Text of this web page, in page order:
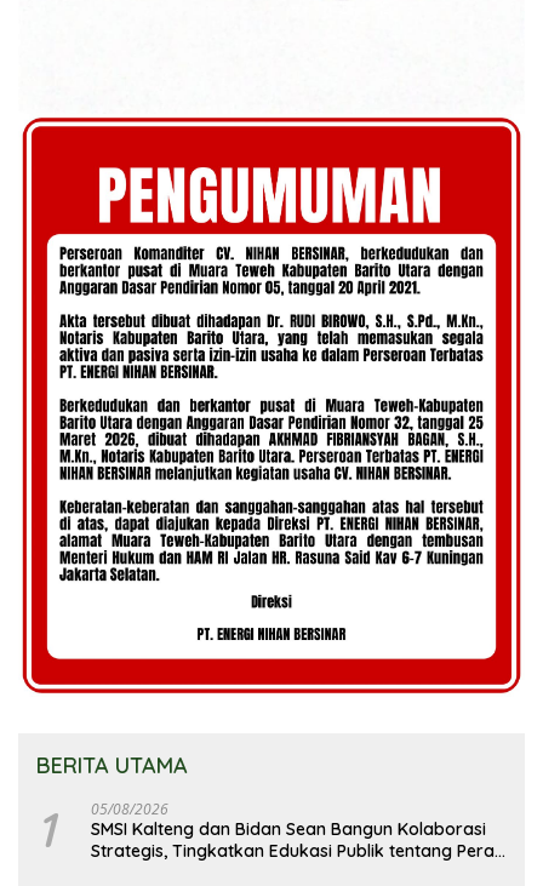
BERITA UTAMA
1 05/08/2026
SMSI Kalteng dan Bidan Sean Bangun Kolaborasi
Strategis, Tingkatkan Edukasi Publik tentang Peran